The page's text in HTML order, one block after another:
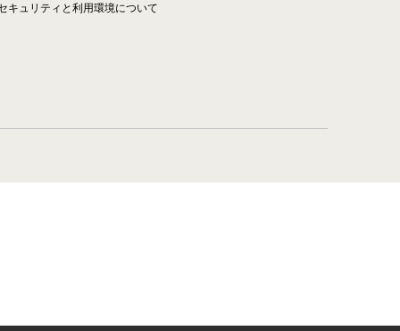
キュリティと利用環境について